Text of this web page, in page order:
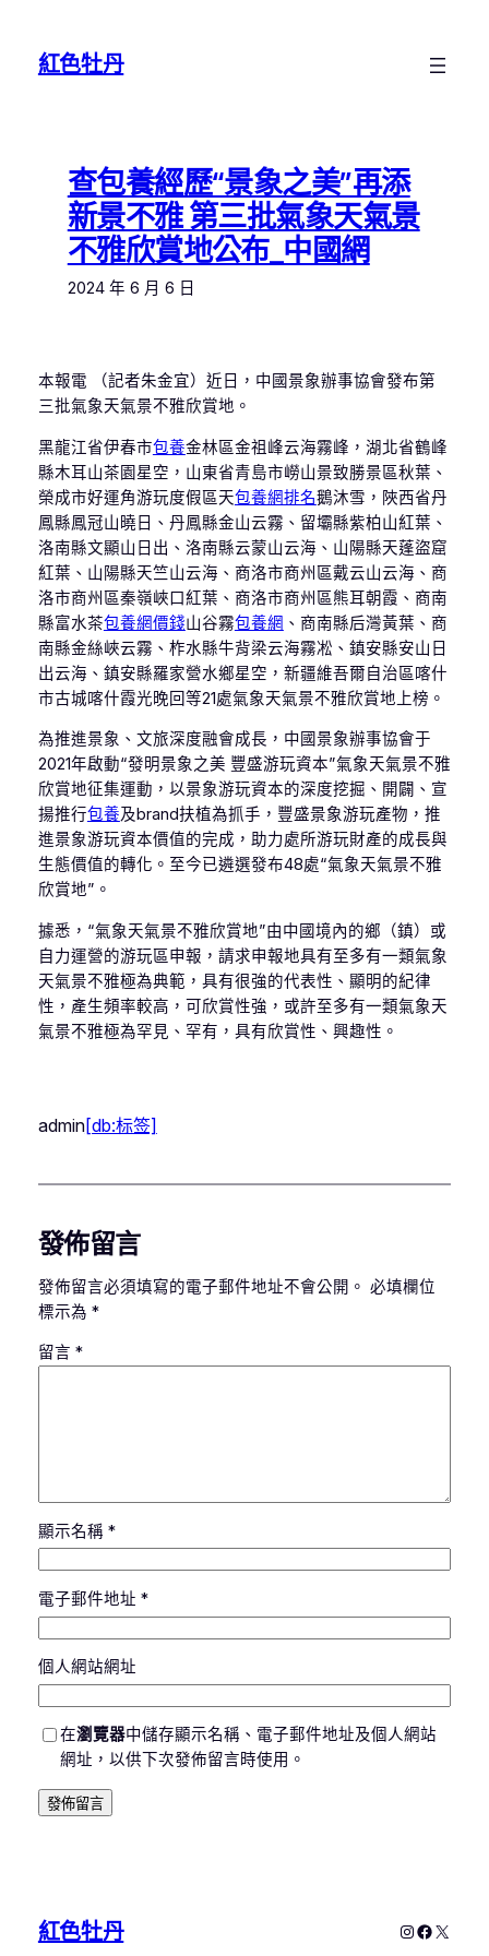
紅色牡丹
查包養經歷“景象之美”再添
新景不雅 第三批氣象天氣景
不雅欣賞地公布_中國網
2024 年 6 月 6 日
本報電 （記者朱金宜）近日，中國景象辦事協會發布第
三批氣象天氣景不雅欣賞地。
黑龍江省伊春市包養金林區金祖峰云海霧峰，湖北省鶴峰
縣木耳山茶園星空，山東省青島市嶗山景致勝景區秋葉、
榮成市好運角游玩度假區天包養網排名鵝沐雪，陜西省丹
鳳縣鳳冠山曉日、丹鳳縣金山云霧、留壩縣紫柏山紅葉、
洛南縣文顯山日出、洛南縣云蒙山云海、山陽縣天蓬盜窟
紅葉、山陽縣天竺山云海、商洛市商州區戴云山云海、商
洛市商州區秦嶺峽口紅葉、商洛市商州區熊耳朝霞、商南
縣富水茶包養網價錢山谷霧包養網 、商南縣后灣黃葉、商
南縣金絲峽云霧、柞水縣牛背梁云海霧凇、鎮安縣安山日
出云海、鎮安縣羅家營水鄉星空，新疆維吾爾自治區喀什
市古城喀什霞光晚回等21處氣象天氣景不雅欣賞地上榜。
為推進景象、文旅深度融會成長，中國景象辦事協會于
2021年啟動“發明景象之美 豐盛游玩資本”氣象天氣景不雅
欣賞地征集運動，以景象游玩資本的深度挖掘、開闢、宣
揚推行包養及brand扶植為抓手，豐盛景象游玩產物，推
進景象游玩資本價值的完成，助力處所游玩財產的成長與
生態價值的轉化。至今已遴選發布48處“氣象天氣景不雅
欣賞地”。
據悉，“氣象天氣景不雅欣賞地”由中國境內的鄉（鎮）或
自力運營的游玩區申報，請求申報地具有至多有一類氣象
天氣景不雅極為典範，具有很強的代表性、顯明的紀律
性，產生頻率較高，可欣賞性強，或許至多有一類氣象天
氣景不雅極為罕見、罕有，具有欣賞性、興趣性。
admin[db:标签]
發佈留言
發佈留言必須填寫的電子郵件地址不會公開。 必填欄位
標示為 *
留言 *
顯示名稱 *
電子郵件地址 *
個人網站網址
在瀏覽器中儲存顯示名稱、電子郵件地址及個人網站
網址，以供下次發佈留言時使用。
紅色牡丹 Instagram
X